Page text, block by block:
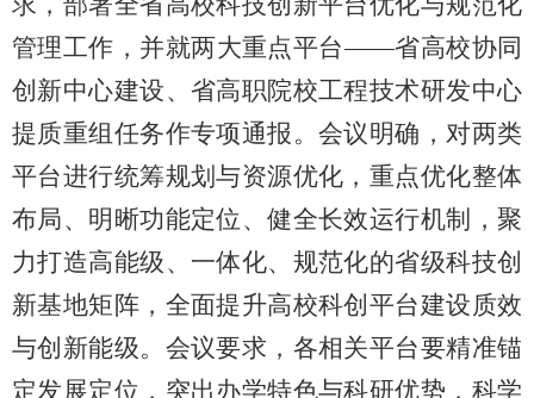
管理工作，并就两大重点平台——省高校协同
创新中心建设、省高职院校工程技术研发中心
提质重组任务作专项通报。会议明确，对两类
平台进行统筹规划与资源优化，重点优化整体
布局、明晰功能定位、健全长效运行机制，聚
力打造高能级、一体化、规范化的省级科技创
新基地矩阵，全面提升高校科创平台建设质效
与创新能级。会议要求，各相关平台要精准锚
定发展定位，突出办学特色与科研优势，科学